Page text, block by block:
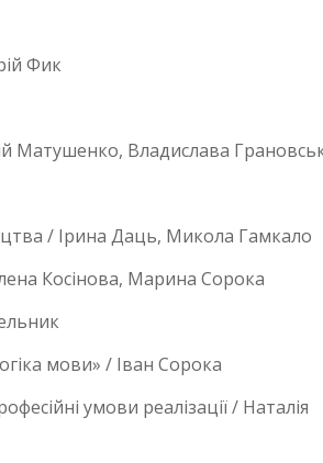
Фик
Матушенко, Владислава
/ Ірина Даць, Микола Гамкало
Косінова, Марина Сорока
мови» / Іван Сорока
умови реалізації / Наталія